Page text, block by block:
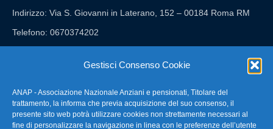
Gestisci Consenso Cookie
ANAP - Associazione Nazionale Anziani e pensionati, Titolare del
trattamento, la informa che previa acquisizione del suo consenso, il
presente sito web potrà utilizzare cookies non strettamente necessari al
fine di personalizzare la navigazione in linea con le preferenze dell’utente
Indirizzo: Via S. Giovanni in Laterano, 152 – 00184 Roma RM
Telefono: 0670374202
FAQ – Domande Frequenti